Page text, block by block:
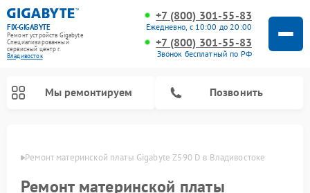
FIX-GIGABYTE
Ремонт устройств Gigabyte
Специализированный
cервисный центр г.
Владивосток
+7 (800) 301-55-83
Ежедневно, с 10:00 до 20:00
+7 (800) 301-55-83
Звонок бесплатный по РФ
Мы ремонтируем Позвонить
Ремонт материнской платы Gigabyte Z590 D в Владивостоке
Ремонт материнской платы